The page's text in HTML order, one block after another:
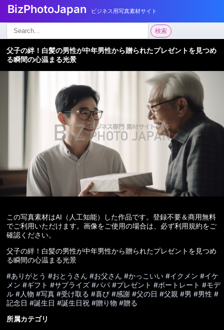
BizPhotoJapan ビジネス用写真素材サイト
検
索:
検索
父子の絆！白髪の男性が中年男性から贈られたプレゼントを見つめ
る瞬間の心温まる光景
この写真素材はAI（人工知能）した作品です。登録不要＆商用無料
でご利用いただけます。画像をご使用の場合は、必ず利用規約をご
確認ください。
父子の絆！白髪の男性が中年男性から贈られたプレゼントを見つめ
る瞬間の心温まる光景
#ありがとう #おとうさん #お父さん #かっこいい #イクメン #イケ
メン #ギフト #サプライズ #パパ #プレゼント #ポートレート #モデ
ル #人物 #写真 #受け取る #喜び #感謝 #父の日 #父親 #男 #男性 #
記念日 #誕生日 #誕生日祝 #贈り物 #贈る
所属カテゴリ